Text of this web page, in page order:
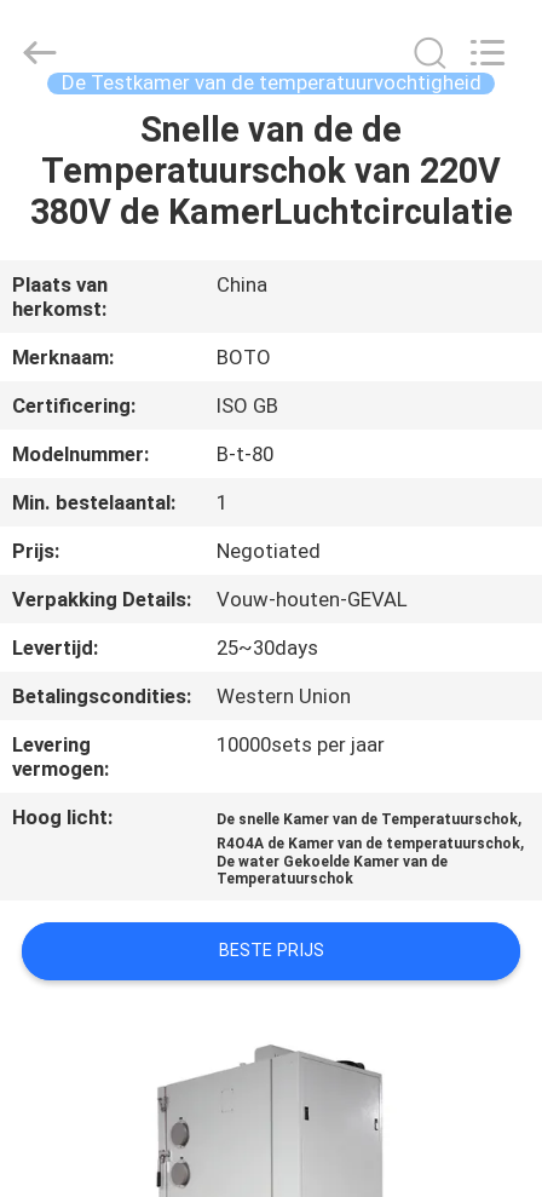
PRODUCTEN
ONGEVEER
ONS
FABRIEKSREIS
CONTACTEER
ONS
OM EEN
CITAAT
SITEMAP
PRIVACYBELEID
Rights
Reserved.
De Testkamer van de temperatuurvochtigheid
Snelle van de de
Temperatuurschok van 220V
380V de KamerLuchtcirculatie
Plaats van
herkomst:
China
Merknaam:
BOTO
Certificering:
ISO GB
Modelnummer:
B-t-80
Min. bestelaantal:
1
Prijs:
Negotiated
Verpakking Details:
Vouw-houten-GEVAL
Levertijd:
25~30days
Betalingscondities:
Western Union
Levering
vermogen:
10000sets per jaar
Hoog licht: De snelle Kamer van de Temperatuurschok,
R4O4A de Kamer van de temperatuurschok,
De water Gekoelde Kamer van de
Temperatuurschok
BESTE PRIJS